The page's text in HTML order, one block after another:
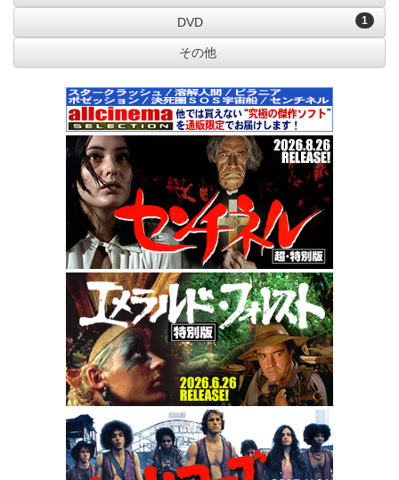
1
DVD
その他